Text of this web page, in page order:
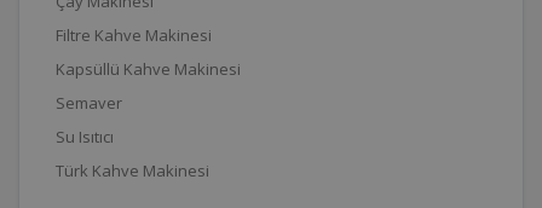
Filtre Kahve Makinesi
Kapsüllü Kahve Makinesi
Semaver
Su Isıtıcı
Türk Kahve Makinesi